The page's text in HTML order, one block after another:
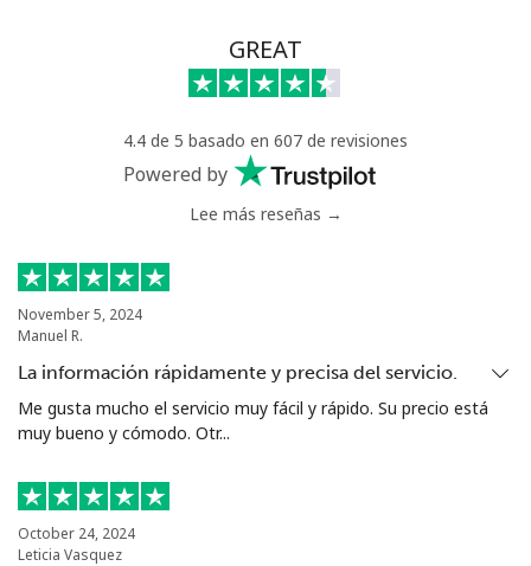
GREAT
4.4 de 5 basado en 607 de revisiones
Powered by
Lee más reseñas →
November 5, 2024
Manuel R.
La información rápidamente y precisa del servicio.
Me gusta mucho el servicio muy fácil y rápido. Su precio está
muy bueno y cómodo. Otr...
October 24, 2024
Leticia Vasquez